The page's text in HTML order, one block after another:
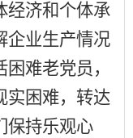
经济和个体承
企业生产情况
难老党员，
实困难，转达
保持乐观心